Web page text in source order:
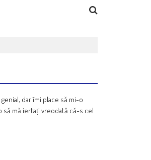
dar îmi place să mi-o
să mă iertați vreodată că-s cel